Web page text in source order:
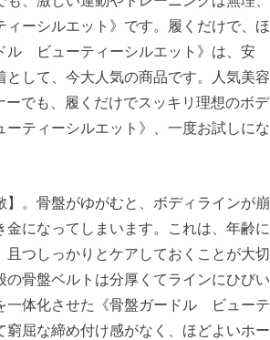
ーシルエット》です。履くだけで、ほ
ル ビューティーシルエット》は、安
して、今大人気の商品です。人気美容
でも、履くだけでスッキリ理想のボデ
ティーシルエット》、一度お試しにな
。骨盤がゆがむと、ボディラインが崩
になってしまいます。これは、年齢に
つしっかりとケアしておくことが大切
骨盤ベルトは分厚くてラインにひびい
一体化させた《骨盤ガードル ビューテ
屈な締め付け感がなく、ほどよいホー